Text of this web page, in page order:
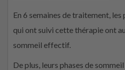
En 6 semaines de traitement, les
qui ont suivi cette thérapie ont
sommeil effectif.
De plus, leurs phases de